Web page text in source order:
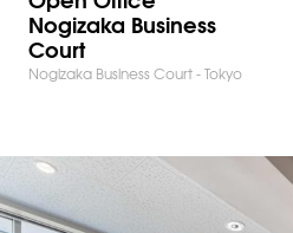
Nogizaka Business
Court
Nogizaka Business Court - Tokyo